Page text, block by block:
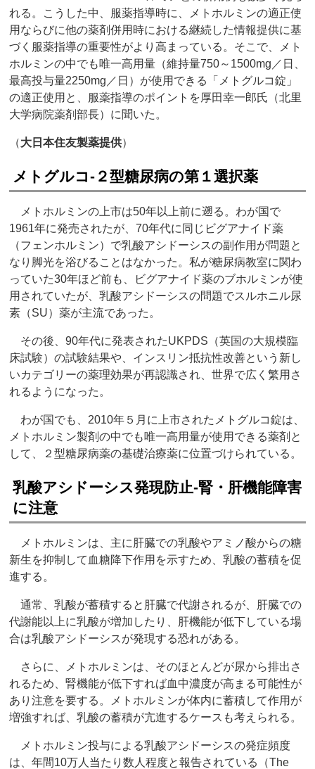
れる。こうした中、服薬指導時に、メトホルミンの適正使
用ならびに他の薬剤併用時における継続した情報提供に基
づく服薬指導の重要性がより高まっている。そこで、メト
ホルミンの中でも唯一高用量（維持量750～1500mg／日、
最高投与量2250mg／日）が使用できる「メトグルコ錠」
の適正使用と、服薬指導のポイントを厚田幸一郎氏（北里
大学病院薬剤部長）に聞いた。
（大日本住友製薬提供）
メトグルコ‐２型糖尿病の第１選択薬
メトホルミンの上市は50年以上前に遡る。わが国で
1961年に発売されたが、70年代に同じビグアナイド薬
（フェンホルミン）で乳酸アシドーシスの副作用が問題と
なり脚光を浴びることはなかった。私が糖尿病教室に関わ
っていた30年ほど前も、ビグアナイド薬のブホルミンが使
用されていたが、乳酸アシドーシスの問題でスルホニル尿
素（SU）薬が主流であった。
その後、90年代に発表されたUKPDS（英国の大規模臨
床試験）の試験結果や、インスリン抵抗性改善という新し
いカテゴリーの薬理効果が再認識され、世界で広く繁用さ
れるようになった。
わが国でも、2010年５月に上市されたメトグルコ錠は、
メトホルミン製剤の中でも唯一高用量が使用できる薬剤と
して、２型糖尿病薬の基礎治療薬に位置づけられている。
乳酸アシドーシス発現防止‐腎・肝機能障害
に注意
メトホルミンは、主に肝臓での乳酸やアミノ酸からの糖
新生を抑制して血糖降下作用を示すため、乳酸の蓄積を促
進する。
通常、乳酸が蓄積すると肝臓で代謝されるが、肝臓での
代謝能以上に乳酸が増加したり、肝機能が低下している場
合は乳酸アシドーシスが発現する恐れがある。
さらに、メトホルミンは、そのほとんどが尿から排出さ
れるため、腎機能が低下すれば血中濃度が高まる可能性が
あり注意を要する。メトホルミンが体内に蓄積して作用が
増強すれば、乳酸の蓄積が亢進するケースも考えられる。
メトホルミン投与による乳酸アシドーシスの発症頻度
は、年間10万人当たり数人程度と報告されている（The